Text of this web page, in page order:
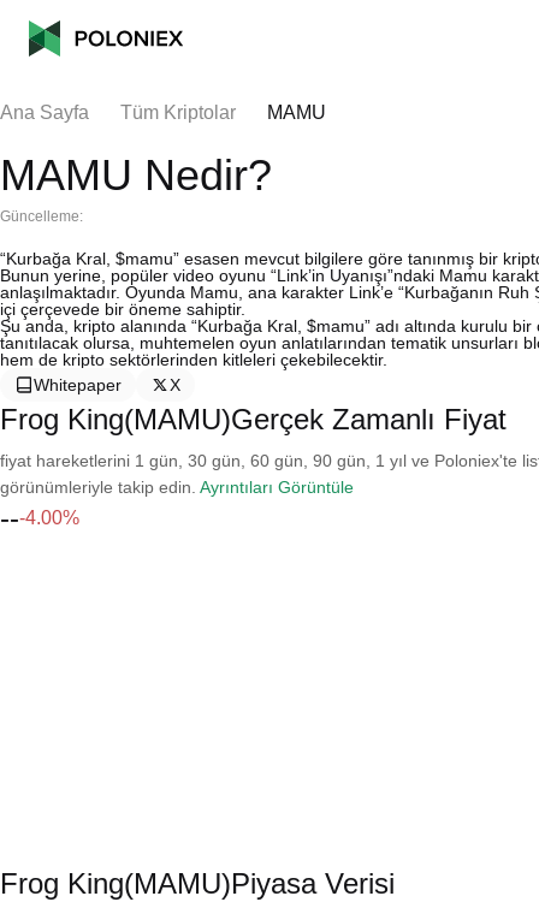
Ana Sayfa Tüm Kriptolar MAMU
MAMU Nedir?
Güncelleme:
“Kurbağa Kral, $mamu” esasen mevcut bilgilere göre tanınmış bir
Bunun yerine, popüler video oyunu “Link’in Uyanışı”ndaki Mamu
anlaşılmaktadır. Oyunda Mamu, ana karakter Link’e “Kurbağanın
içi çerçevede bir öneme sahiptir.
Şu anda, kripto alanında “Kurbağa Kral, $mamu” adı altında kurulu
tanıtılacak olursa, muhtemelen oyun anlatılarından tematik
hem de kripto sektörlerinden kitleleri çekebilecektir.
Whitepaper
X
Frog King(MAMU)Gerçek Zamanlı Fiyat
fiyat hareketlerini 1 gün, 30 gün, 60 gün, 90 gün, 1 yıl ve Poloniex'te
görünümleriyle takip edin. Ayrıntıları Görüntüle
---4.00%
Frog King(MAMU)Piyasa Verisi